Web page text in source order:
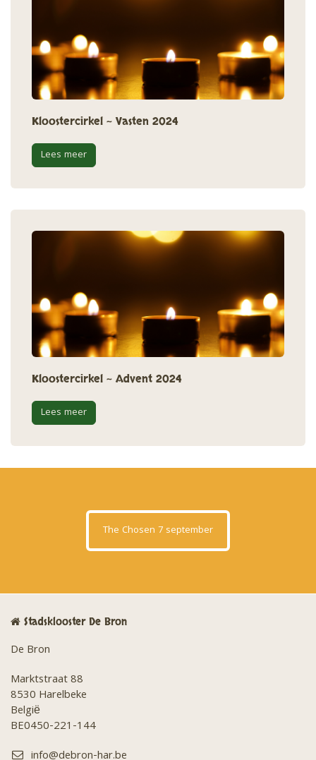
Kloostercirkel ~ Vasten 2024
Lees meer
Kloostercirkel ~ Advent 2024
Lees meer
The Chosen 7 september
Stadsklooster De Bron
De Bron
Marktstraat 88
8530 Harelbeke
België
BE0450-221-144